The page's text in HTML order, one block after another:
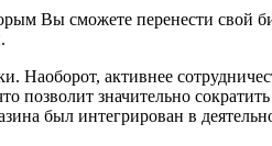
Вы сможете перенести свой
Наоборот, активнее
позволит значительно
был интегрирован в